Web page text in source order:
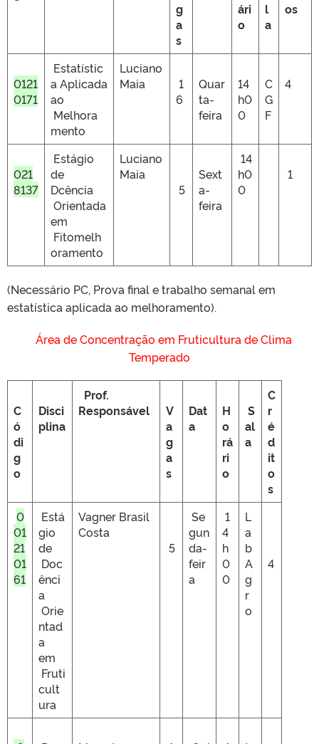
g
a
s
ári
o
l
a
os
0121
0171
Estatístic
a Aplicada
ao
Melhora
mento
Luciano
Maia
1
6
Quar
ta-
feira
14
h0
0
C
G
F
4
021
8137
Estágio
de
Dcência
Orientada
em
Fitomelh
oramento
Luciano
Maia
5
Sext
a-
feira
14
h0
0
1
(Necessário PC, Prova final e trabalho semanal em
estatística aplicada ao melhoramento).
Área de Concentração em Fruticultura de Clima
Temperado
C
ó
di
g
o
Disci
plina
Prof.
Responsável
V
a
g
a
s
Dat
a
H
o
rá
ri
o
S
al
a
C
r
é
d
it
o
s
0
01
21
01
61
Está
gio
de
Doc
ênci
a
Orie
ntad
a
em
Fruti
cult
ura
Vagner Brasil
Costa
5
Se
gun
da-
feir
a
1
4
h
0
0
L
a
b
A
g
r
o
4